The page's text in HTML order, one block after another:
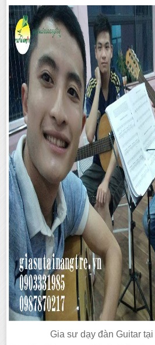
Gia sư dạy đàn Guitar